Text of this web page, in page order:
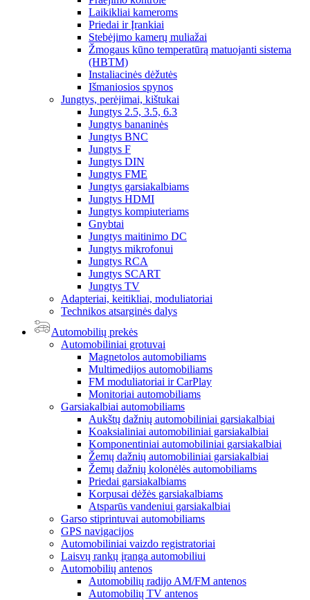
Laikikliai kameroms
Priedai ir Įrankiai
Stebėjimo kamerų muliažai
Žmogaus kūno temperatūrą matuojanti sistema
(HBTM)
Instaliacinės dėžutės
Išmaniosios spynos
Jungtys, perėjimai, kištukai
Jungtys 2.5, 3.5, 6.3
Jungtys bananinės
Jungtys BNC
Jungtys F
Jungtys DIN
Jungtys FME
Jungtys garsiakalbiams
Jungtys HDMI
Jungtys kompiuteriams
Gnybtai
Jungtys maitinimo DC
Jungtys mikrofonui
Jungtys RCA
Jungtys SCART
Jungtys TV
Adapteriai, keitikliai, moduliatoriai
Technikos atsarginės dalys
Automobilių prekės
Automobiliniai grotuvai
Magnetolos automobiliams
Multimedijos automobiliams
FM moduliatoriai ir CarPlay
Monitoriai automobiliams
Garsiakalbiai automobiliams
Aukštų dažnių automobiliniai garsiakalbiai
Koaksialiniai automobiliniai garsiakalbiai
Komponentiniai automobiliniai garsiakalbiai
Žemų dažnių automobiliniai garsiakalbiai
Žemų dažnių kolonėlės automobiliams
Priedai garsiakalbiams
Korpusai dėžės garsiakalbiams
Atsparūs vandeniui garsiakalbiai
Garso stiprintuvai automobiliams
GPS navigacijos
Automobiliniai vaizdo registratoriai
Laisvų rankų įranga automobiliui
Automobilių antenos
Automobilių radijo AM/FM antenos
Automobilių TV antenos